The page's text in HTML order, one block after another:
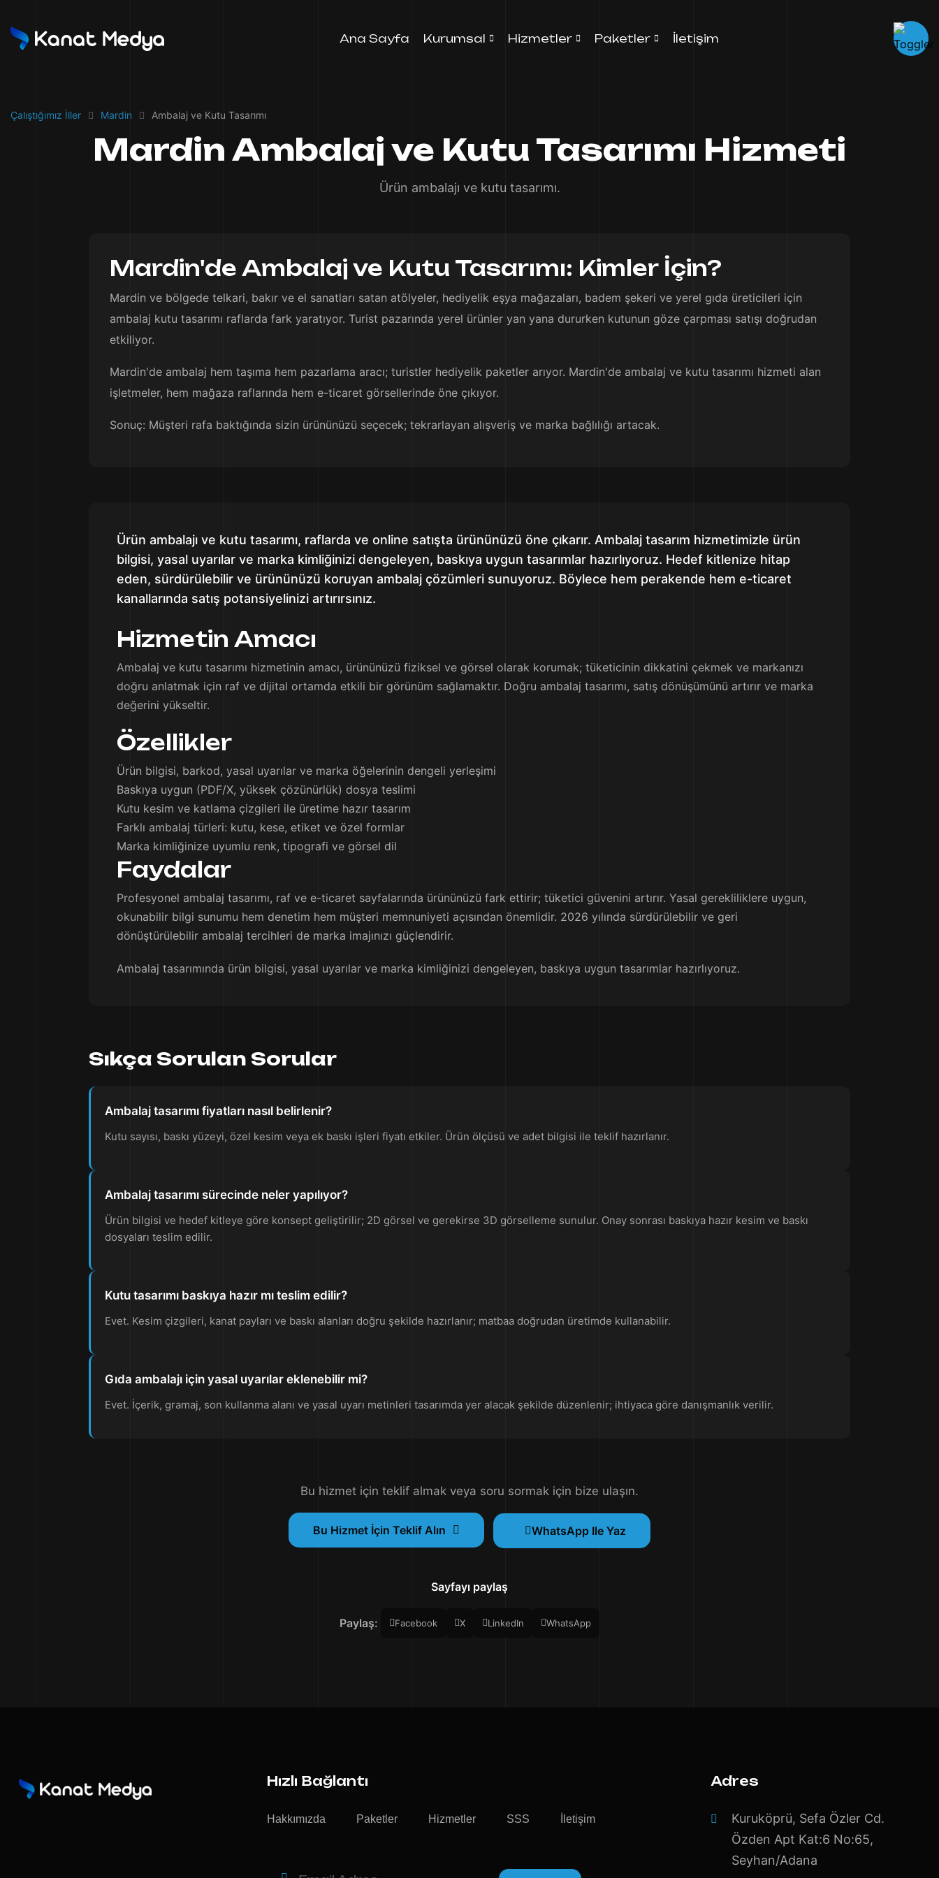
Ana Sayfa Kurumsal Hizmetler Paketler İletişim
Çalıştığımız İller Mardin Ambalaj ve Kutu Tasarımı
Mardin Ambalaj ve Kutu Tasarımı Hizmeti
Ürün ambalajı ve kutu tasarımı.
Mardin'de Ambalaj ve Kutu Tasarımı: Kimler İçin?
Mardin ve bölgede telkari, bakır ve el sanatları satan atölyeler, hediyelik eşya mağazaları, badem şekeri ve yerel gıda üreticileri için
ambalaj kutu tasarımı raflarda fark yaratıyor. Turist pazarında yerel ürünler yan yana dururken kutunun göze çarpması satışı doğrudan
etkiliyor.
Mardin'de ambalaj hem taşıma hem pazarlama aracı; turistler hediyelik paketler arıyor. Mardin'de ambalaj ve kutu tasarımı hizmeti alan
işletmeler, hem mağaza raflarında hem e-ticaret görsellerinde öne çıkıyor.
Sonuç: Müşteri rafa baktığında sizin ürününüzü seçecek; tekrarlayan alışveriş ve marka bağlılığı artacak.
Ürün ambalajı ve kutu tasarımı, raflarda ve online satışta ürününüzü öne çıkarır. Ambalaj tasarım hizmetimizle ürün
bilgisi, yasal uyarılar ve marka kimliğinizi dengeleyen, baskıya uygun tasarımlar hazırlıyoruz. Hedef kitlenize hitap
eden, sürdürülebilir ve ürününüzü koruyan ambalaj çözümleri sunuyoruz. Böylece hem perakende hem e-ticaret
kanallarında satış potansiyelinizi artırırsınız.
Hizmetin Amacı
Ambalaj ve kutu tasarımı hizmetinin amacı, ürününüzü fiziksel ve görsel olarak korumak; tüketicinin dikkatini çekmek ve markanızı
doğru anlatmak için raf ve dijital ortamda etkili bir görünüm sağlamaktır. Doğru ambalaj tasarımı, satış dönüşümünü artırır ve marka
değerini yükseltir.
Özellikler
Ürün bilgisi, barkod, yasal uyarılar ve marka öğelerinin dengeli yerleşimi
Baskıya uygun (PDF/X, yüksek çözünürlük) dosya teslimi
Kutu kesim ve katlama çizgileri ile üretime hazır tasarım
Farklı ambalaj türleri: kutu, kese, etiket ve özel formlar
Marka kimliğinize uyumlu renk, tipografi ve görsel dil
Faydalar
Profesyonel ambalaj tasarımı, raf ve e-ticaret sayfalarında ürününüzü fark ettirir; tüketici güvenini artırır. Yasal gerekliliklere uygun,
okunabilir bilgi sunumu hem denetim hem müşteri memnuniyeti açısından önemlidir. 2026 yılında sürdürülebilir ve geri
dönüştürülebilir ambalaj tercihleri de marka imajınızı güçlendirir.
Ambalaj tasarımında ürün bilgisi, yasal uyarılar ve marka kimliğinizi dengeleyen, baskıya uygun tasarımlar hazırlıyoruz.
Sıkça Sorulan Sorular
Ambalaj tasarımı fiyatları nasıl belirlenir?
Kutu sayısı, baskı yüzeyi, özel kesim veya ek baskı işleri fiyatı etkiler. Ürün ölçüsü ve adet bilgisi ile teklif hazırlanır.
Ambalaj tasarımı sürecinde neler yapılıyor?
Ürün bilgisi ve hedef kitleye göre konsept geliştirilir; 2D görsel ve gerekirse 3D görselleme sunulur. Onay sonrası baskıya hazır kesim ve baskı
dosyaları teslim edilir.
Kutu tasarımı baskıya hazır mı teslim edilir?
Evet. Kesim çizgileri, kanat payları ve baskı alanları doğru şekilde hazırlanır; matbaa doğrudan üretimde kullanabilir.
Gıda ambalajı için yasal uyarılar eklenebilir mi?
Evet. İçerik, gramaj, son kullanma alanı ve yasal uyarı metinleri tasarımda yer alacak şekilde düzenlenir; ihtiyaca göre danışmanlık verilir.
Bu hizmet için teklif almak veya soru sormak için bize ulaşın.
Bu Hizmet İçin Teklif Alın WhatsApp Ile Yaz
Sayfayı paylaş
Paylaş: Facebook X LinkedIn WhatsApp
Hızlı Bağlantı
Hakkımızda Paketler Hizmetler SSS İletişim
Adres
Kuruköprü, Sefa Özler Cd.
Özden Apt Kat:6 No:65,
Seyhan/Adana